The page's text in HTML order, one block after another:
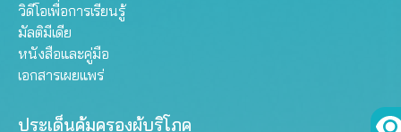
วิดีโอเพื่อการเรียนรู้
มัลติมีเดีย
หนังสือและคู่มือ
เอกสารเผยแพร่
ประเด็นคุ้มครองผู้บริโภค